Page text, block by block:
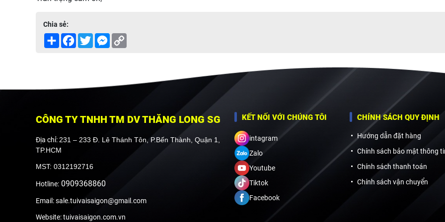
Chia sẻ:
Share Facebook
TwitterMessenger
CÔNG TY TNHH TM DV THĂNG LONG SG
Địa chỉ: 231 – 233 Đ. Lê Thánh Tôn, P.Bến Thành, Quận 1,
TP.HCM
MST: 0312192716
Hotline: 0909368860
Email: sale.tuivaisaigon@gmail.com
Website: tuivaisaigon.com.vn
KẾT NỐI VỚI CHÚNG TÔI
intagram
Zalo
Youtube
Tiktok
Facebook
CHÍNH SÁCH QUY ĐỊNH
Hướng dẫn đặt hàng
Chính sách bảo mật thông
Chính sách thanh toán
Chính sách vận chuyển